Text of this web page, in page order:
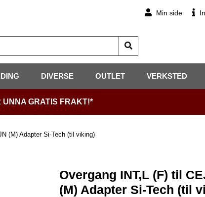
Min side
DIVERSE OUTLET VERKSTED
UNNA GRATIS FRAKT!*
(M) Adapter Si-Tech (til viking)
Overgang INT,L (F) til
(M) Adapter Si-Tech (til